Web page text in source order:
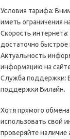
Условия тарифа:
иметь ограничения
Скорость
достаточно
Актуальность
информацию на
Служба поддержки:
поддержки Билайн.
Хотя прямого
использовать свой
проверяйте наличие